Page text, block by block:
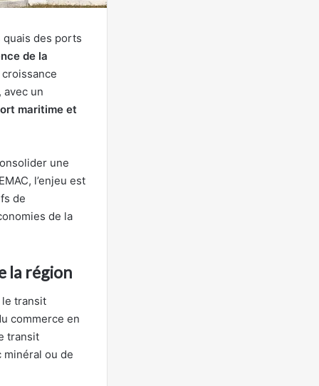
quais des ports
de la
un
maritime et
une
l’enjeu est
de
de la
la région
transit
commerce en
transit
minéral ou de